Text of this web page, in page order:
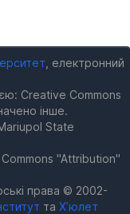
, електронний
Creative Commons
інше.
State
"Attribution"
права © 2002-
та Х’юлет